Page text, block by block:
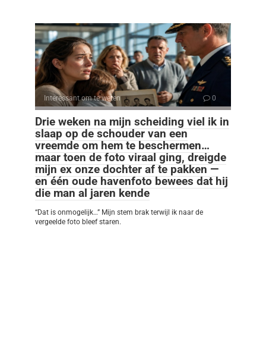
Interessant om te weten 0
Drie weken na mijn scheiding viel ik in
slaap op de schouder van een
vreemde om hem te beschermen…
maar toen de foto viraal ging, dreigde
mijn ex onze dochter af te pakken —
en één oude havenfoto bewees dat hij
die man al jaren kende
“Dat is onmogelijk…” Mijn stem brak terwijl ik naar de
vergeelde foto bleef staren.